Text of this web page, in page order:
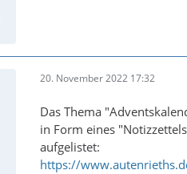
20. November 2022 17:32
Das Thema
in Form eines
aufgelistet:
https://